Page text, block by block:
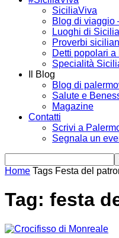
SiciliaViva
Blog di viaggio
Luoghi di Sicilia
Proverbi
Detti popolari a
Specialità
Il Blog
Blog di
Salute e
Magazine
Contatti
Scrivi a
Segnala un
Home Tags Festa del
Tag: festa